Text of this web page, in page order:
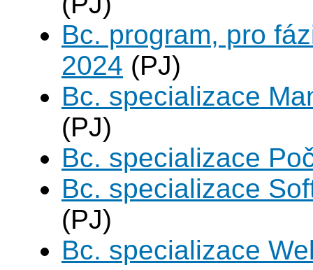
Bc. program, pro
2024 (PJ)
Bc. specializace
(PJ)
Bc. specializace
Bc. specializace
(PJ)
Bc. specializace